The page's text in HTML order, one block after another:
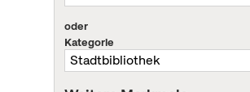
oder
Kategorie